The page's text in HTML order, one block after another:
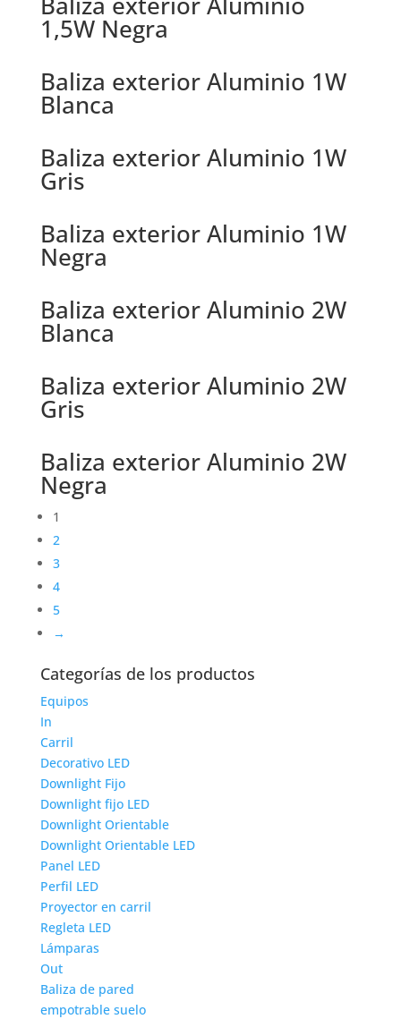
1,5W Negra
Baliza exterior Aluminio 1W
Blanca
Baliza exterior Aluminio 1W
Gris
Baliza exterior Aluminio 1W
Negra
Baliza exterior Aluminio 2W
Blanca
Baliza exterior Aluminio 2W
Gris
Baliza exterior Aluminio 2W
Negra
1
2
3
4
5
→
Categorías de los productos
Equipos
In
Carril
Decorativo LED
Downlight Fijo
Downlight fijo LED
Downlight Orientable
Downlight Orientable LED
Panel LED
Perfil LED
Proyector en carril
Regleta LED
Lámparas
Out
Baliza de pared
empotrable suelo